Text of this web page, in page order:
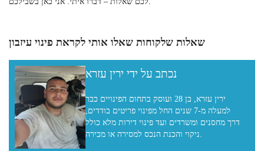
שאלות שלקוחות שאלו אותי לקראת פינוי עיזבון
נכתב על ידי ירין עזרא
ירין עזרא, בן 28 ועוסק בתחום הפינויים כבר
למעלה מ-7 שנים החל מפינוי פריטים בודדים,
דרך מחסנים ומשרדים ועד פינוי דירות מלא כולל
ניקוי והכנת הנכס למסירה או מכירה.